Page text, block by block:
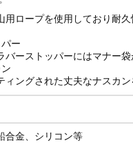
用ロープを使用しており耐久
ー
バーストッパーにはマナー袋
ィングされた丈夫なナスカン
合金、シリコン等